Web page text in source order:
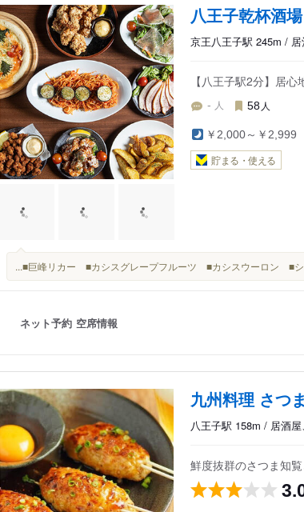
北八王子駅
小宮駅
長沼駅
北野駅
山田駅
八王子乾杯酒場
京王八王子駅 245m /
【八王子駅2分】居
- 人 58 人
￥2,000～￥2,999
貯まる・使える
...■巨峰リカー ■カシスグレープフルーツ ■カシスウーロン
ネット予約 空席情報
九州料理 さつ
八王子駅 158m / 居酒
鮮度抜群のさつま知